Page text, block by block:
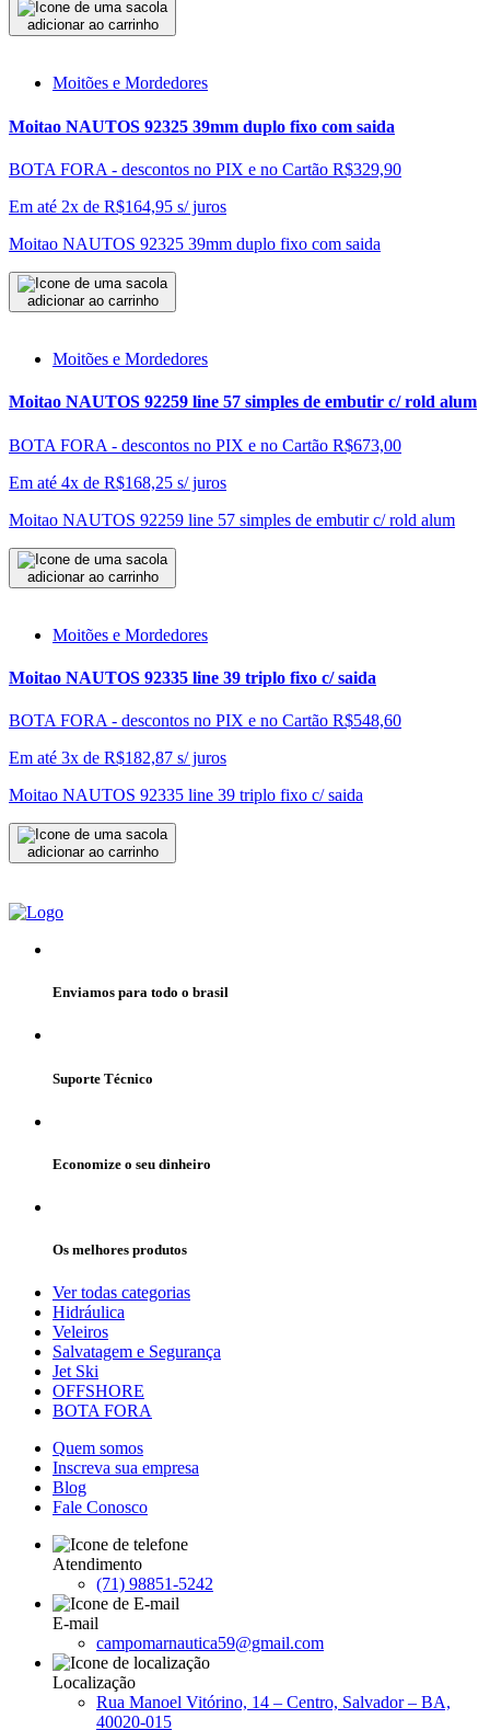
adicionar ao carrinho
Moitões e Mordedores
Moitao NAUTOS 92325 39mm duplo fixo com saida
BOTA FORA - descontos no PIX e no Cartão R$329,90
Em até 2x de R$164,95 s/ juros
Moitao NAUTOS 92325 39mm duplo fixo com saida
adicionar ao carrinho
Moitões e Mordedores
Moitao NAUTOS 92259 line 57 simples de embutir c/ rold alum
BOTA FORA - descontos no PIX e no Cartão R$673,00
Em até 4x de R$168,25 s/ juros
Moitao NAUTOS 92259 line 57 simples de embutir c/ rold alum
adicionar ao carrinho
Moitões e Mordedores
Moitao NAUTOS 92335 line 39 triplo fixo c/ saida
BOTA FORA - descontos no PIX e no Cartão R$548,60
Em até 3x de R$182,87 s/ juros
Moitao NAUTOS 92335 line 39 triplo fixo c/ saida
adicionar ao carrinho
Enviamos para todo o brasil
Suporte Técnico
Economize o seu dinheiro
Os melhores produtos
Ver todas categorias
Hidráulica
Veleiros
Salvatagem e Segurança
Jet Ski
OFFSHORE
BOTA FORA
Quem somos
Inscreva sua empresa
Blog
Fale Conosco
Atendimento
(71) 98851-5242
E-mail
campomarnautica59@gmail.com
Localização
Rua Manoel Vitórino, 14 – Centro, Salvador – BA,
40020-015